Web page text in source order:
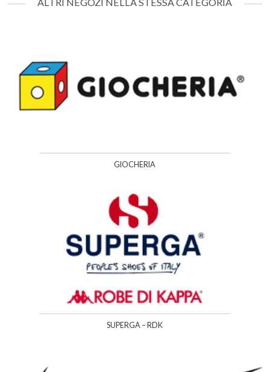
GIOCHERIA
SUPERGA – RDK